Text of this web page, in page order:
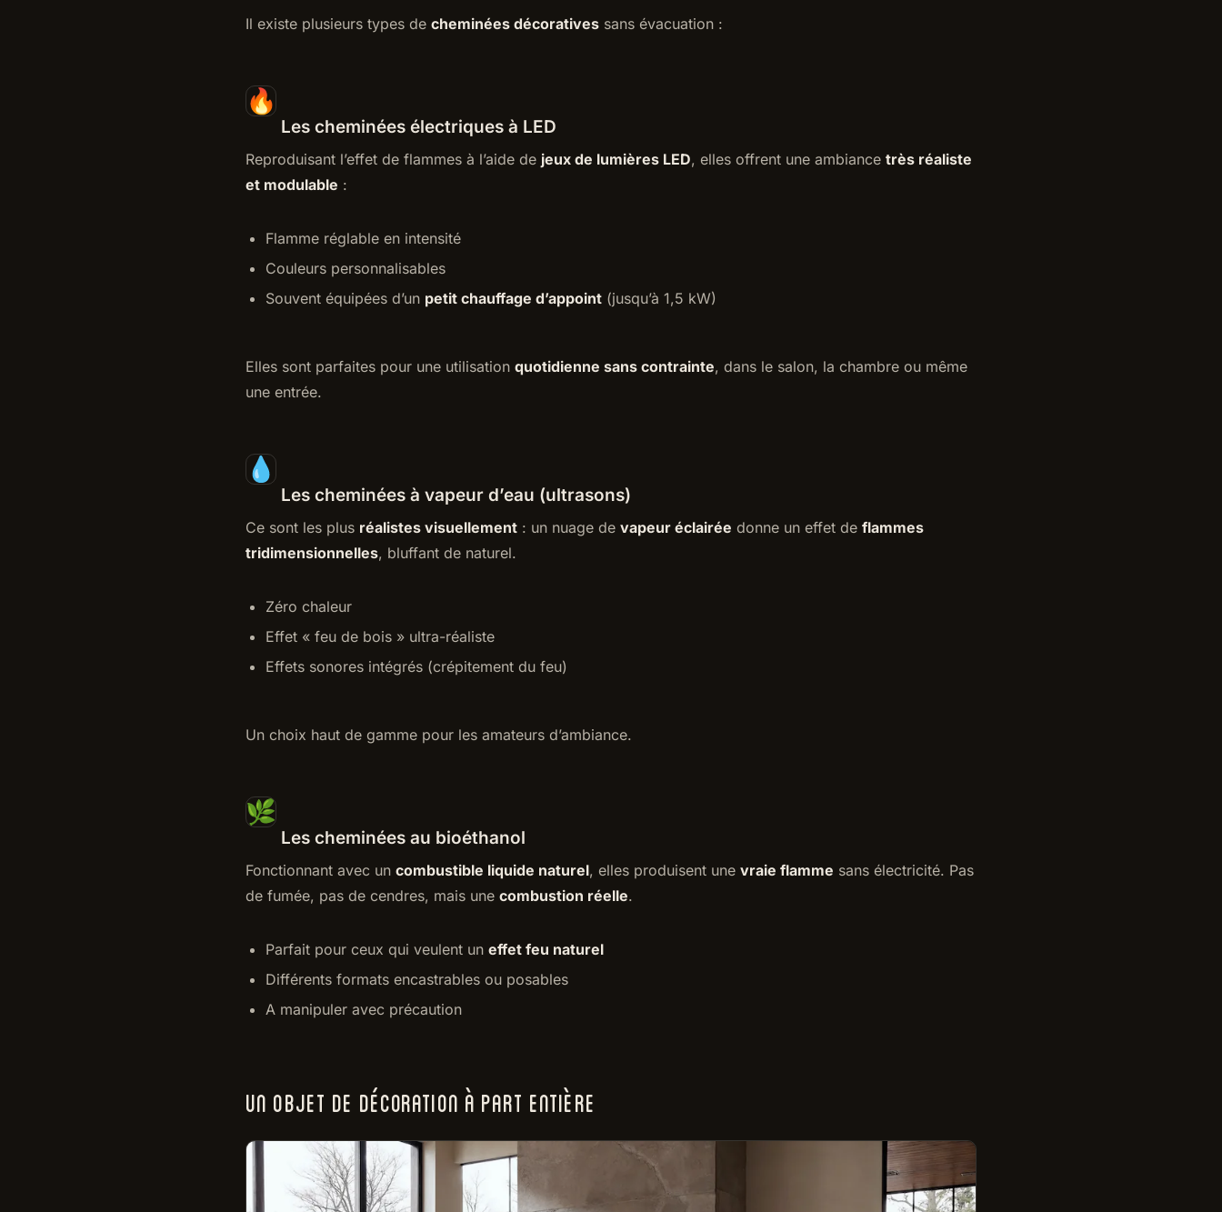
Il existe plusieurs types de cheminées décoratives sans évacuation :
Les cheminées électriques à LED
Reproduisant l’effet de flammes à l’aide de jeux de lumières LED, elles offrent une ambiance très réaliste
et modulable :
Flamme réglable en intensité
Couleurs personnalisables
Souvent équipées d’un petit chauffage d’appoint (jusqu’à 1,5 kW)
Elles sont parfaites pour une utilisation quotidienne sans contrainte, dans le salon, la chambre ou même
une entrée.
Les cheminées à vapeur d’eau (ultrasons)
Ce sont les plus réalistes visuellement : un nuage de vapeur éclairée donne un effet de flammes
tridimensionnelles, bluffant de naturel.
Zéro chaleur
Effet « feu de bois » ultra-réaliste
Effets sonores intégrés (crépitement du feu)
Un choix haut de gamme pour les amateurs d’ambiance.
Les cheminées au bioéthanol
Fonctionnant avec un combustible liquide naturel, elles produisent une vraie flamme sans électricité. Pas
de fumée, pas de cendres, mais une combustion réelle.
Parfait pour ceux qui veulent un effet feu naturel
Différents formats encastrables ou posables
A manipuler avec précaution
UN OBJET DE DÉCORATION À PART ENTIÈRE